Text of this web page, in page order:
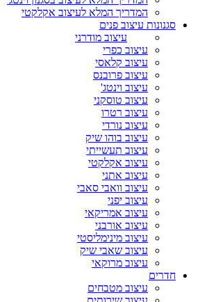
המדריך המלא לעיצוב אקלקטי
סגנונות עיצוב פנים
עיצוב מודרני
עיצוב כפרי
עיצוב קלאסי
עיצוב פרובנס
עיצוב וינטג'
עיצוב טוסקני
עיצוב רטרו
עיצוב נורדי
עיצוב בוהו שיק
עיצוב תעשייתי
עיצוב אקלקטי
עיצוב אתני
עיצוב וואבי סאבי
עיצוב יפני
עיצוב אמריקאי
עיצוב אורבני
עיצוב מינימליסטי
עיצוב שאבי שיק
עיצוב מרוקאי
חדרים
עיצוב מטבחים